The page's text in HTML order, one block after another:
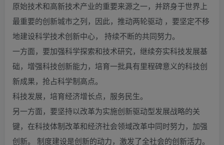
原始技术和高新技术产业的重要来源之一，并跻身于世界上
最重要的创新城市之列，因此，推动两轮驱动 ，要坚定不移
地建设科学技术创新中心， 持续不断的共同努力。
一方面，要加强科学探索和技术研究，继续夯实科技发展基
础，增强科技创新能力，培育一批具有里程碑意义的科技创
新成果，抢占科学制高点。
科技发展，培育经济增长点，服务民生。
另一方面，要坚持以改革为实施创新驱动型发展战略的关
键，在科技体制改革和经济社会领域改革中同时努力，加强
创新。 制度建设是创新的动力，激发了全社会的创新活力。